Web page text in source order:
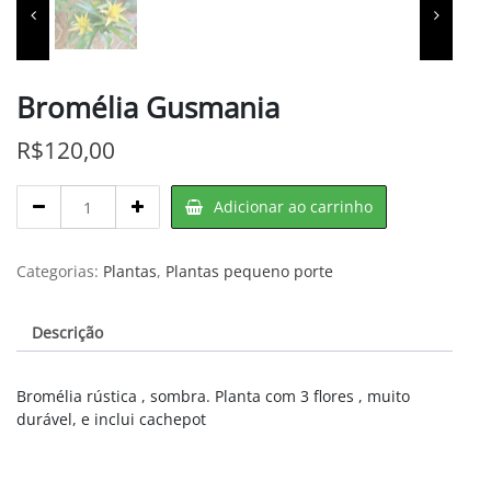
Bromélia Gusmania
R$120,00
Gusmania
Adicionar ao carrinho
Categorias: Plantas, Plantas pequeno porte
Descrição
Bromélia rústica , sombra. Planta com 3 flores , muito
durável, e inclui cachepot